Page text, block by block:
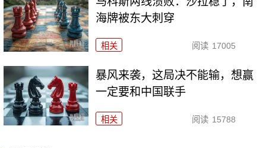
海牌被东大刺穿
相关 阅读 17005
暴风来袭，这局决不能输，想赢
一定要和中国联手
相关 阅读 15788